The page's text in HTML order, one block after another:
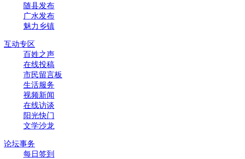
随县发布
广水发布
魅力乡镇
互动专区
百姓之声
在线投稿
市民留言板
生活服务
视频新闻
在线访谈
阳光快门
文学沙龙
论坛事务
每日签到